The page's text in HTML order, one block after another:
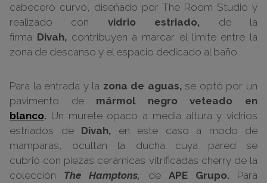
cabecero curvo, diseñado por The Room Studio y
realizado con vidrio estriado, de la
firma Divah,contribuyen a marcar el límite entre la
zona de descanso y el espacio dedicado al baño.
Para la entrada y la zona de aguas,se optó por un
pavimento de mármol negro veteado en
blanco. Un murete opaco a media altura y vidrios
estriados de Divah, en este caso a modo de
mamparas, ocultan la ducha cuya pared se
cubrió con piezas cerámicas vitrificadas cherry de la
colección The Hamptons, de APE Grupo.Para